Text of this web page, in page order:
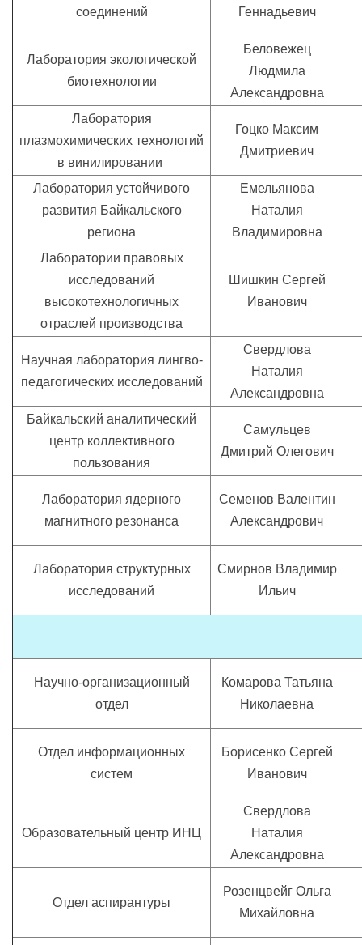
соединений
Геннадьевич
Лаборатория экологической
биотехнологии
Беловежец
Людмила
Александровна
Лаборатория
плазмохимических технологий
в винилировании
Гоцко Максим
Дмитриевич
Лаборатория устойчивого
развития Байкальского
региона
Емельянова
Наталия
Владимировна
Лаборатории правовых
исследований
высокотехнологичных
отраслей производства
Шишкин Сергей
Иванович
Научная лаборатория лингво-
педагогических исследований
Свердлова
Наталия
Александровна
Байкальский аналитический
центр коллективного
пользования
Самульцев
Дмитрий Олегович
Лаборатория ядерного
магнитного резонанса
Семенов Валентин
Александрович
Лаборатория структурных
исследований
Смирнов Владимир
Ильич
Научно-организационный
отдел
Комарова Татьяна
Николаевна
Отдел информационных
систем
Борисенко Сергей
Иванович
Образовательный центр ИНЦ
Свердлова
Наталия
Александровна
Отдел аспирантуры
Розенцвейг Ольга
Михайловна